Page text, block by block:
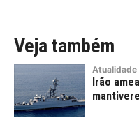
Veja também
Atualidade
Irão